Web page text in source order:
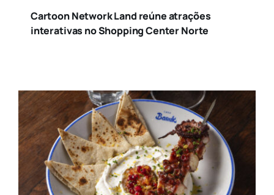
Cartoon Network Land reúne atrações
interativas no Shopping Center Norte